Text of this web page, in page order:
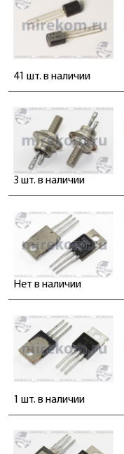
41 шт. в наличии
3 шт. в наличии
Нет в наличии
1 шт. в наличии